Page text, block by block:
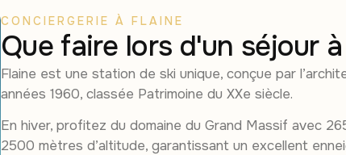
CONCIERGERIE À FLAINE
Que faire lors d'un séjour
Flaine est une station de ski unique, conçue par
années 1960, classée Patrimoine du XXe siècle.
En hiver, profitez du domaine du Grand Massif avec
2500 mètres d’altitude, garantissant un excellent